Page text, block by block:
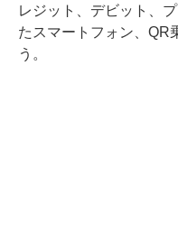
レジット、デビット、
たスマートフォン、QR
う。